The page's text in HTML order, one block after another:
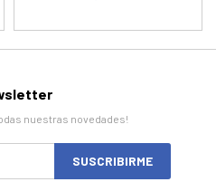
nuestras novedades!
SUSCRIBIRME